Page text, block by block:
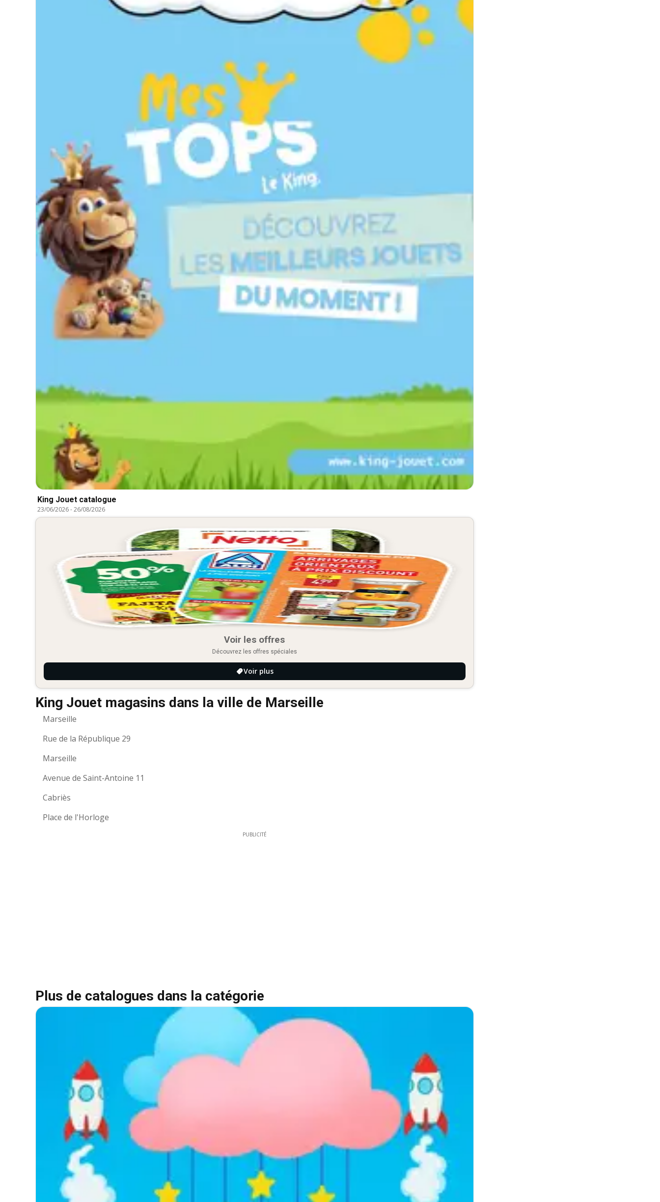
King Jouet catalogue
23/06/2026-26/08/2026
Voir les offres
Découvrez les offres spéciales
Voir plus
King Jouet magasins dans la ville de Marseille
Marseille
Rue de la République 29
Marseille
Avenue de Saint-Antoine 11
Cabriès
Place de l'Horloge
PUBLICITÉ
Plus de catalogues dans la catégorie